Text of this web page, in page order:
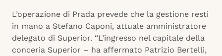
L’operazione di Prada prevede che la gestione resti
in mano a Stefano Caponi, attuale amministratore
delegato di Superior. “L’ingresso nel capitale della
conceria Superior – ha affermato Patrizio Bertelli,